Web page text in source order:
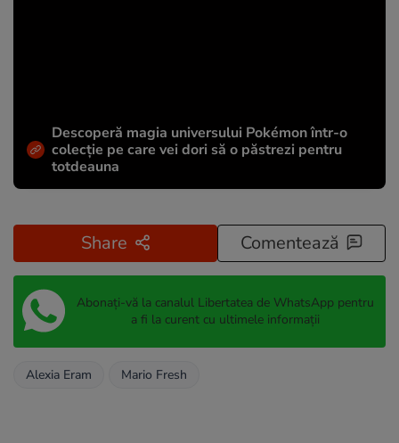
Descoperă magia universului Pokémon într-o
colecție pe care vei dori să o păstrezi pentru
totdeauna
Share Comentează
Abonați-vă la canalul Libertatea de WhatsApp pentru
a fi la curent cu ultimele informații
Alexia Eram Mario Fresh